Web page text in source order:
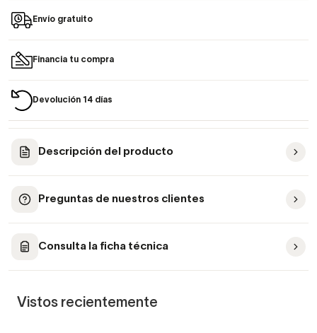
Envío gratuito
Financia tu compra
Devolución 14 días
Descripción del producto
Preguntas de nuestros clientes
Consulta la ficha técnica
Vistos recientemente